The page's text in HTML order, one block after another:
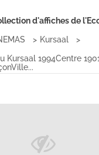
d'affiches de
Kursaal
Kursaal 1994Centre